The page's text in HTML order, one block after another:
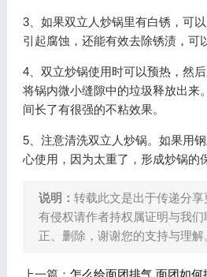
3、如果双立人炒锅里有白锈，可
引起腐蚀，还能有效去除锈渍，可
4、双立炒锅使用时可以预热，然
将锅内微小缝隙中的垃圾释放出来
间长了有很强的不粘效果。
5、注意清洗双立人炒锅。如果用
心使用，因为太重了，形成炒锅的
说明： 转载此文是出于传递分
有侵权请作者持权属证明与我
正、删除，谢谢您的支持与理解
上一篇： 怎么给面团排气 面团如何